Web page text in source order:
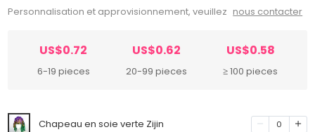
Personnalisation et approvisionnement, veuillez nous contacter
US$0.72
6-19 pieces
US$0.62
20-99 pieces
US$0.58
≥ 100 pieces
Chapeau en soie verte Zijin 0